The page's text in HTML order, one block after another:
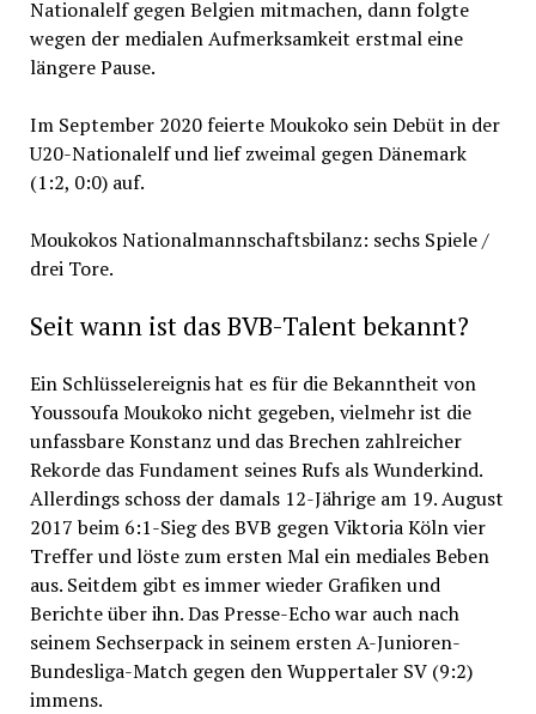
Nationalelf gegen Belgien mitmachen, dann folgte
wegen der medialen Aufmerksamkeit erstmal eine
längere Pause.
Im September 2020 feierte Moukoko sein Debüt in der
U20-Nationalelf und lief zweimal gegen Dänemark
(1:2, 0:0) auf.
Moukokos Nationalmannschaftsbilanz: sechs Spiele /
drei Tore.
Seit wann ist das BVB-Talent bekannt?
Ein Schlüsselereignis hat es für die Bekanntheit von
Youssoufa Moukoko nicht gegeben, vielmehr ist die
unfassbare Konstanz und das Brechen zahlreicher
Rekorde das Fundament seines Rufs als Wunderkind.
Allerdings schoss der damals 12-Jährige am 19. August
2017 beim 6:1-Sieg des BVB gegen Viktoria Köln vier
Treffer und löste zum ersten Mal ein mediales Beben
aus. Seitdem gibt es immer wieder Grafiken und
Berichte über ihn. Das Presse-Echo war auch nach
seinem Sechserpack in seinem ersten A-Junioren-
Bundesliga-Match gegen den Wuppertaler SV (9:2)
immens.